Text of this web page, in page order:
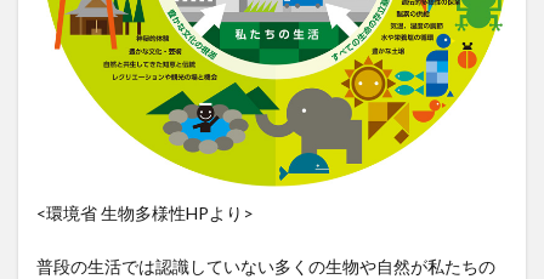
の質
の低
下」
3.3
来種
の持
<環境省 生物多様性HPより>
普段の生活では認識していない多くの生物や自然が私たちの